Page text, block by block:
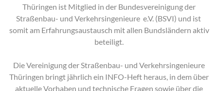
Thüringen ist Mitglied in der Bundesvereinigung der
Straßenbau- und Verkehrsingenieure e.V. (BSVI) und ist
somit am Erfahrungsaustausch mit allen Bundsländern aktiv
beteiligt.
Die Vereinigung der Straßenbau- und Verkehrsingenieure
Thüringen bringt jährlich ein INFO-Heft heraus, in dem über
aktuelle Vorhaben und technische Fragen sowie über die